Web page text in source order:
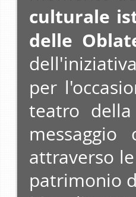
culturale
delle
per
teatro
attraverso
patrimonio